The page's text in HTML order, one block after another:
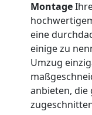
Montage
eine
einige zu
Umzug
anbieten, die